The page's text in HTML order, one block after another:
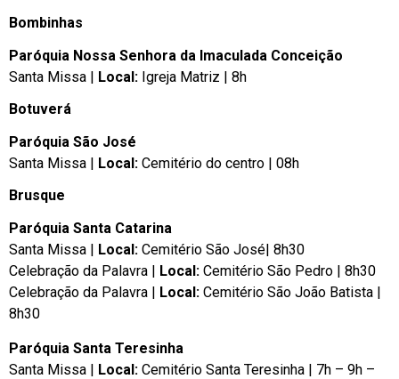
Bombinhas
Paróquia Nossa Senhora da Imaculada Conceição
Santa Missa | Local: Igreja Matriz | 8h
Botuverá
Paróquia São José
Santa Missa | Local: Cemitério do centro | 08h
Brusque
Paróquia Santa Catarina
Santa Missa |
Local: Cemitério São José| 8h30
Celebração da Palavra |
Local: Cemitério São Pedro | 8h30
Celebração da Palavra |
Local: Cemitério São João Batista |
8h30
Paróquia Santa Teresinha
Santa Missa | Local: Cemitério Santa Teresinha | 7h – 9h –